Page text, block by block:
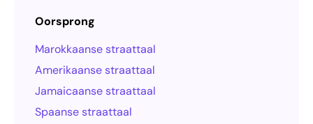
Oorsprong
Marokkaanse straattaal
Amerikaanse straattaal
Jamaicaanse straattaal
Spaanse straattaal